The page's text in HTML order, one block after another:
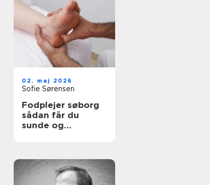
02. maj 2026
Sofie Sørensen
Fodplejer søborg
sådan får du
sunde og